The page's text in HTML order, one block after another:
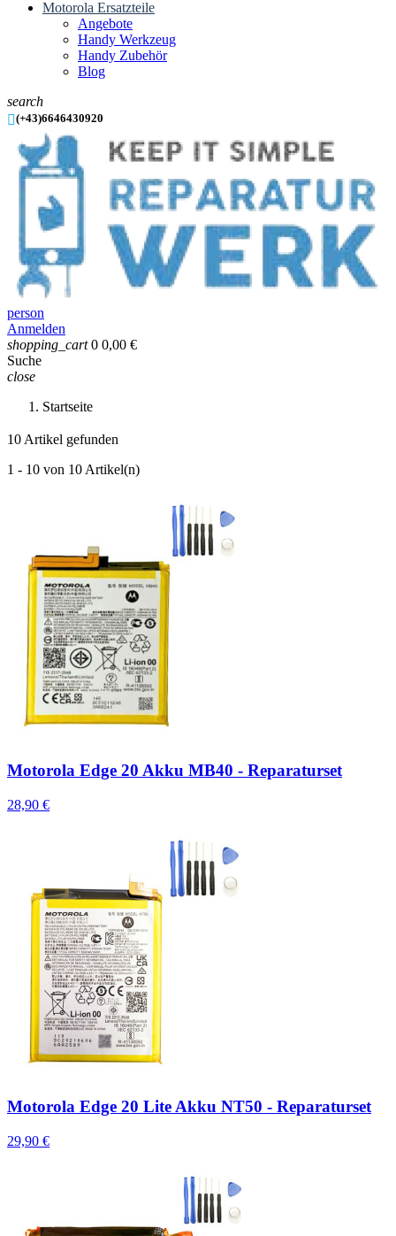
Motorola Ersatzteile
Angebote
Handy Werkzeug
Handy Zubehör
Blog
search
(+43)6646430920
person
Anmelden
shopping_cart 0 0,00 €
Suche
close
Startseite
10 Artikel gefunden
1 - 10 von 10 Artikel(n)
Motorola Edge 20 Akku MB40 - Reparaturset
28,90 €
Motorola Edge 20 Lite Akku NT50 - Reparaturset
29,90 €